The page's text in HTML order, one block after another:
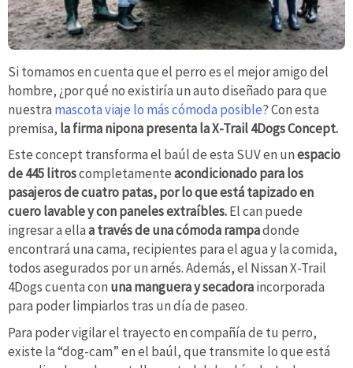
Si tomamos en cuenta que el perro es el mejor amigo del
hombre, ¿por qué no existiría un auto diseñado para que
nuestra mascota viaje lo más cómoda posible? Con esta
premisa, la firma nipona presenta la X-Trail 4Dogs Concept.
Este concept transforma el baúl de esta SUV en unespacio
de 445 litroscompletamenteacondicionado para los
pasajeros de cuatro patas, por lo que está tapizado en
cuero lavable y con paneles extraíbles.El can puede
ingresar a ellaa través de una cómoda rampadonde
encontrará una cama, recipientes para el agua y la comida,
todos asegurados por un arnés. Además, el Nissan X-Trail
4Dogs cuenta con una manguera y secadoraincorporada
para poder limpiarlos tras un día de paseo.
Para poder vigilar el trayecto en compañía de tu perro,
existe la “dog-cam” en el baúl, que transmite lo que está